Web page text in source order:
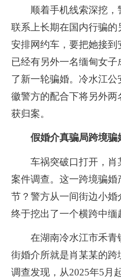
顺着手机线索深挖，
联系上长期在国内行骗
安排网约车，要把她接
已经有另外一名缅甸女
了新一轮骗婚。冷水江
徽警方的配合下将另外
获归案。
假婚介真骗局跨境骗
车祸突破口打开，肖
案件调查。这一跨境骗
节？警方从一间街边小婚
终于挖出了一个横跨中缅
在湖南冷水江市禾青
街婚介所就是肖某某的跨
调查发现，从2025年5月